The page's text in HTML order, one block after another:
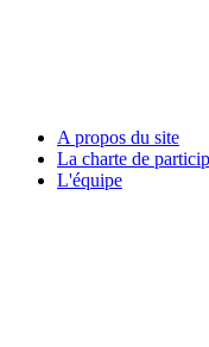
A propos du site
La charte de
L'équipe